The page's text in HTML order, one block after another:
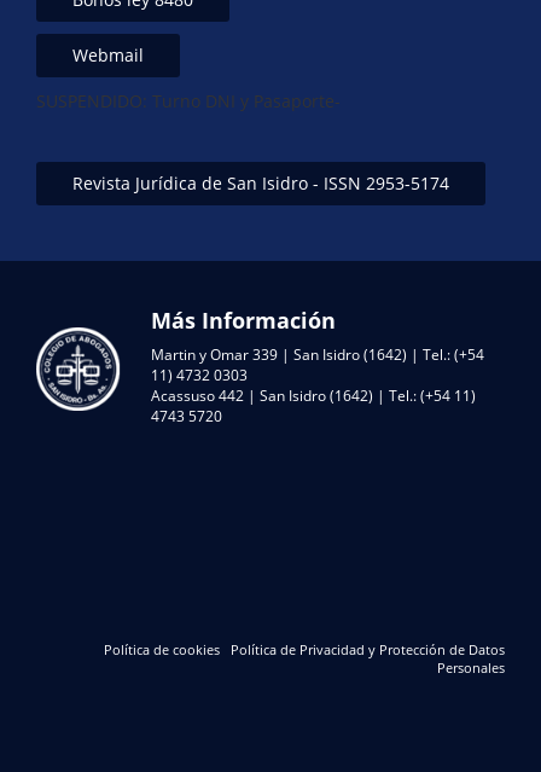
Webmail
SUSPENDIDO: Turno DNI y Pasaporte-
Revista Jurídica de San Isidro - ISSN 2953-5174
Más Información
Martin y Omar 339 | San Isidro (1642) | Tel.: (+54
11) 4732 0303
Acassuso 442 | San Isidro (1642) | Tel.: (+54 11)
4743 5720
Política de cookies
Política de Privacidad y Protección de Datos
Personales